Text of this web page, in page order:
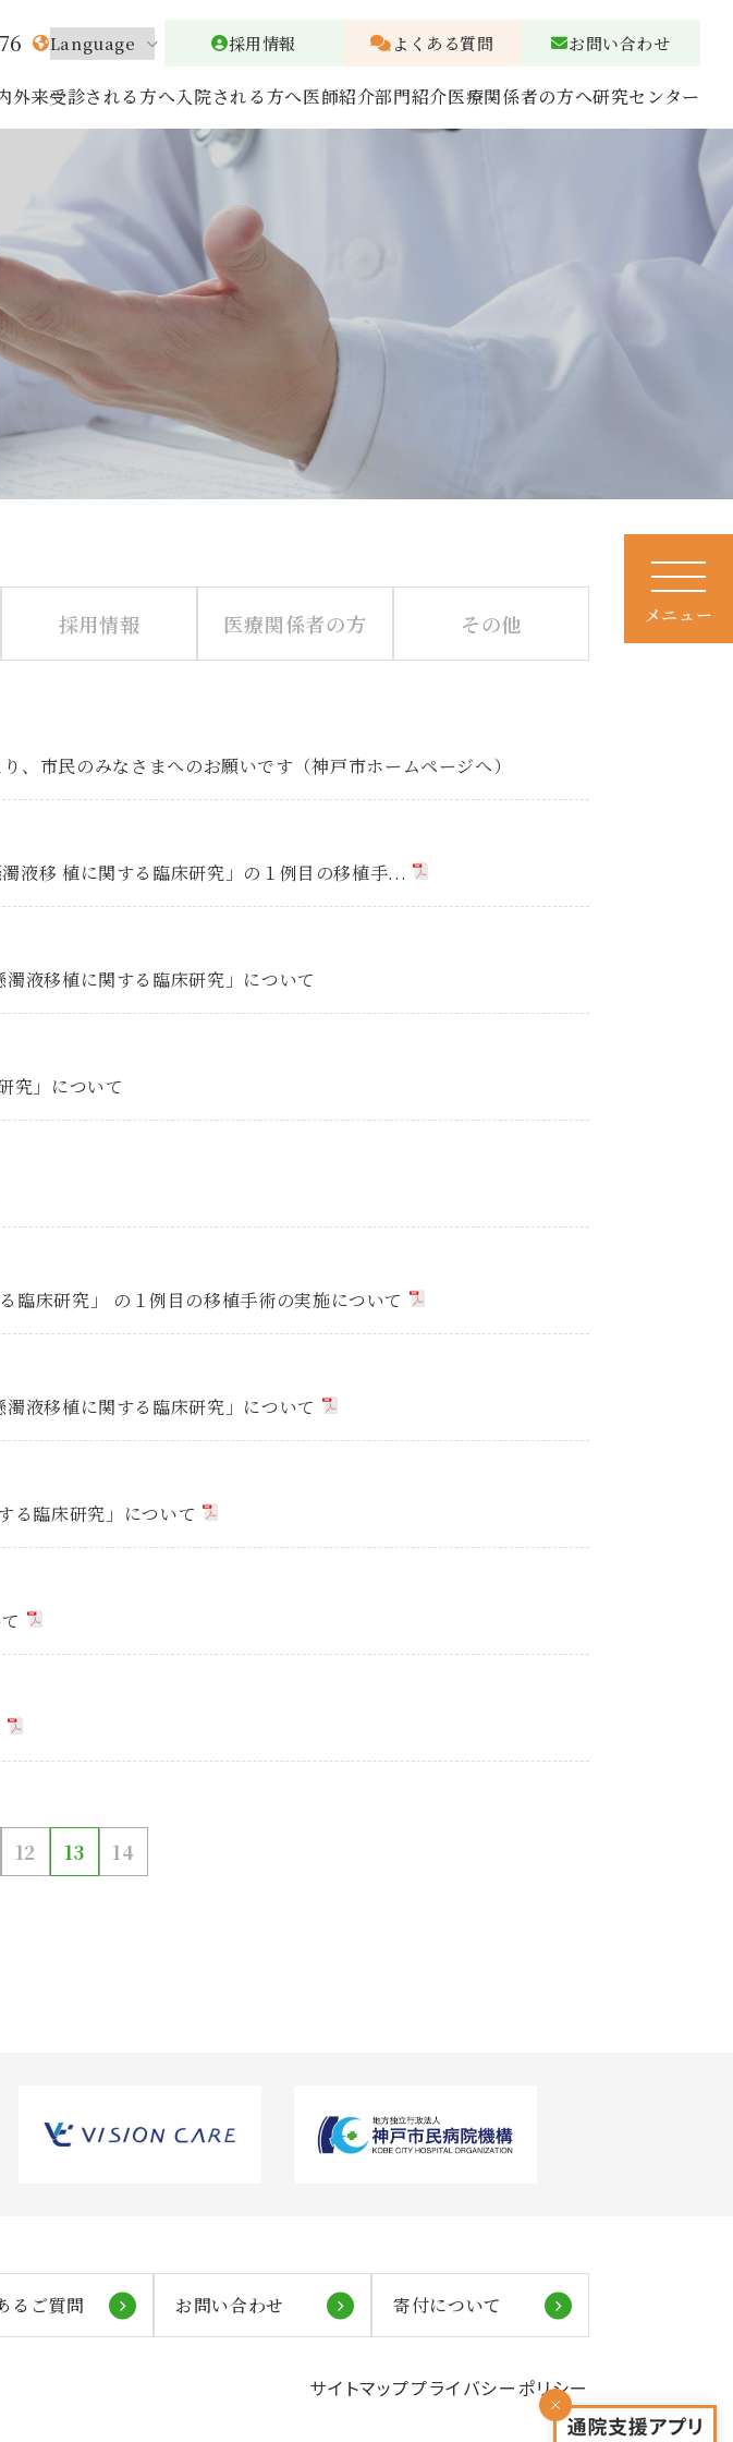
採用情報 よくある質問 お問い合わせ
外来受診される方へ入院される方へ医師紹介部門紹介医療関係者の方へ研究センター
メニュー
採用情報 医療関係者の方 その他
市民のみなさまへのお願いです（神戸市ホームページへ）
液移 植に関する臨床研究」の１例目の移植手...
液移植に関する臨床研究」について
究」について
臨床研究」 の１例目の移植手術の実施について
液移植に関する臨床研究」について
る臨床研究」について
12 13 14
るご質問 お問い合わせ 寄付について
サイトマッププライバシーポリシー